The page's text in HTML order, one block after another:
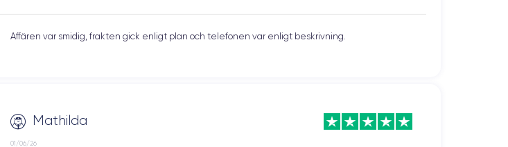
Affären var smidig, frakten gick enligt plan och telefonen var enligt beskrivning.
Mathilda
01/06/26